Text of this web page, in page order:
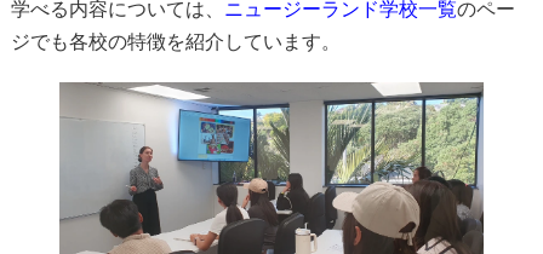
学べる内容については、 ニュージーランド学校一覧のペー
ジでも各校の特徴を紹介しています。